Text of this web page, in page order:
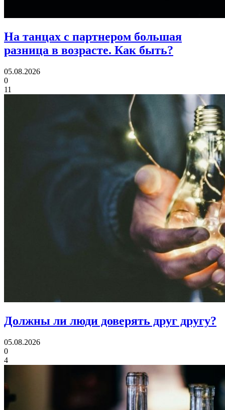
На танцах с партнером большая
разница в возрасте. Как быть?
05.08.2026
0
11
Должны ли люди доверять друг другу?
05.08.2026
0
4